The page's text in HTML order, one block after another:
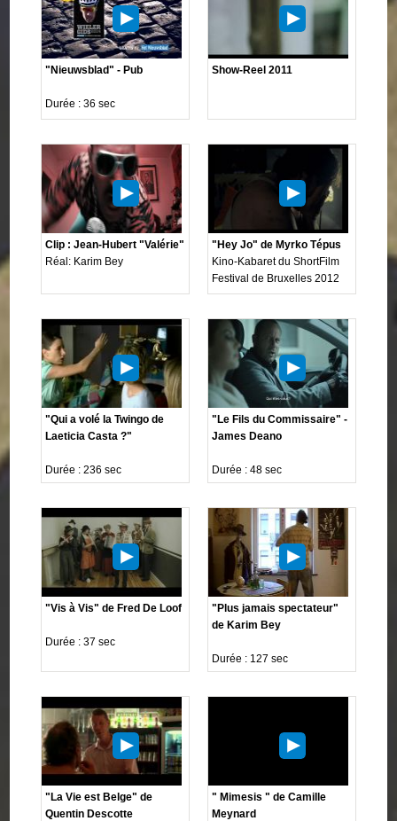
"Nieuwsblad" - Pub
Durée : 36 sec
Show-Reel 2011
Clip : Jean-Hubert "Valérie"
Réal: Karim Bey
"Hey Jo" de Myrko Tépus
Kino-Kabaret du ShortFilm
Festival de Bruxelles 2012
"Qui a volé la Twingo de
Laeticia Casta ?"
Durée : 236 sec
"Le Fils du Commissaire" -
James Deano
Durée : 48 sec
"Vis à Vis" de Fred De Loof
Durée : 37 sec
"Plus jamais spectateur"
de Karim Bey
Durée : 127 sec
"La Vie est Belge" de
Quentin Descotte
" Mimesis " de Camille
Meynard